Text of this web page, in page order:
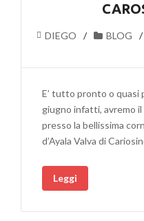
DIEGO BLOG
E’ tutto pronto o quasi
giugno infatti, avremo
presso la bellissima
d’Ayala Valva di
Leggi